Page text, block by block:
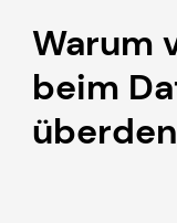
Warum
beim